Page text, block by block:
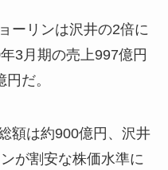
ーリンは沢井の2倍に
3月期の売上997億円
だ。
額は約900億円、沢井
が割安な株価水準に